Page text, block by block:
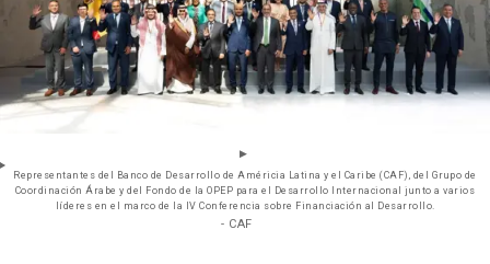
Representantes del Banco de Desarrollo de Américia Latina y el Caribe (CAF), del Grupo de
Coordinación Árabe y del Fondo de la OPEP para el Desarrollo Internacional junto a varios
líderes en el marco de la IV Conferencia sobre Financiación al Desarrollo.
- CAF